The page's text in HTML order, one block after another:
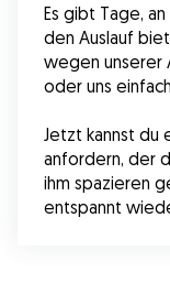
Es gibt Tage,
den Auslauf
wegen unserer
oder uns
Jetzt kannst du
anfordern, der
ihm spazieren
entspannt